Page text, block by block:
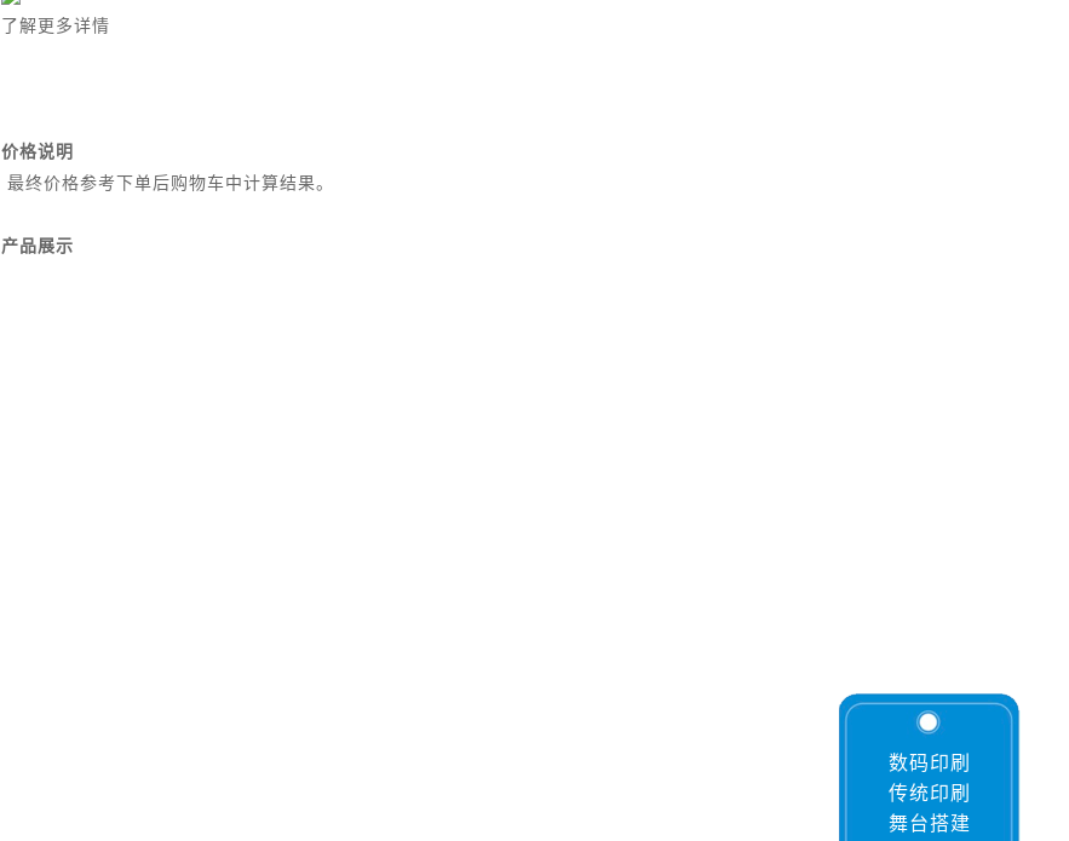
了解更多详情
价格说明
最终价格参考下单后购物车中计算结果。
产品展示
数码印刷
传统印刷
舞台搭建